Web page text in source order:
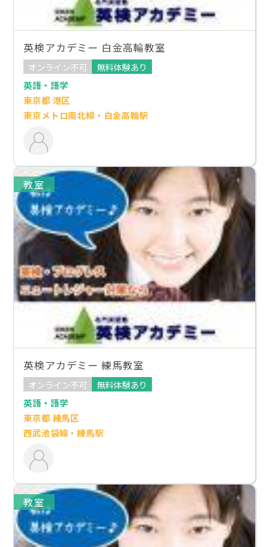
英検アカデミー 白金高輪教室
オンライン不可
無料体験あり
英語・語学
東京都 港区
東京メトロ南北線・白金高輪駅
教室
英検アカデミー 練馬教室
オンライン不可
無料体験あり
英語・語学
東京都 練馬区
西武池袋線・練馬駅
教室